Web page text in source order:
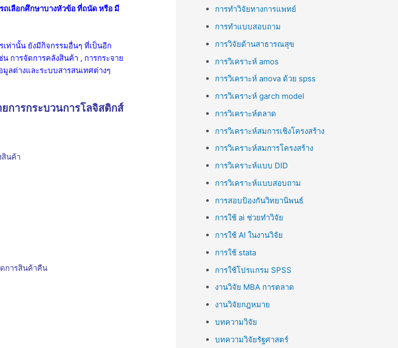
ถเลือกศึกษาบางหัวข้อ ที่ถนัด หรือ มี
เท่านั้น ยังมีกิจกรรมอื่นๆ ที่เป็นอีก
การจัดการคลังสินค้า , การกระจาย
ลต่างและระบบสารสนเทศต่างๆ
การกระบวนการโลจิสติกส์
สินค้า
การสินค้าคืน
การทำวิจัยทางการแพทย์
การทำแบบสอบถาม
การวิจัยด้านสาธารณสุข
การวิเคราะห์ amos
การวิเคราะห์ anova ด้วย spss
การวิเคราะห์ garch model
การวิเคราะห์ตลาด
การวิเคราะห์สมการเชิงโครงสร้าง
การวิเคราะห์สมการโครงสร้าง
การวิเคราะห์แบบ DID
การวิเคราะห์แบบสอบถาม
การสอบป้องกันวิทยานิพนธ์
การใช้ ai ช่วยทำวิจัย
การใช้ AI ในงานวิจัย
การใช้ stata
การใช้โปรแกรม SPSS
งานวิจัย MBA การตลาด
งานวิจัยกฎหมาย
บทความวิจัย
บทความวิจัยรัฐศาสตร์